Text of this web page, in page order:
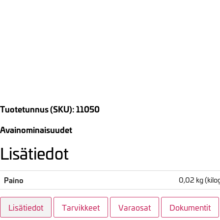
Tuotetunnus (SKU): 11050
Avainominaisuudet
Lisätiedot
Paino 0,02 kg
Lisätiedot Tarvikkeet Varaosat Dokumentit